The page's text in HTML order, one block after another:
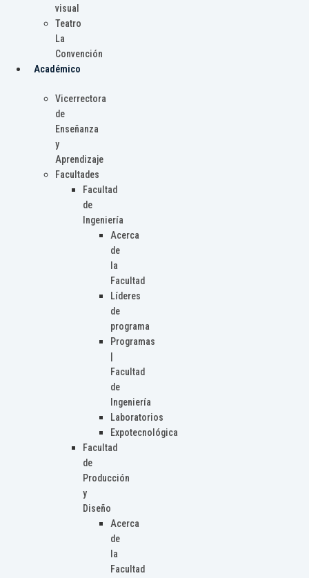
visual
Teatro
La
Convención
Académico
Vicerrectora
de
Enseñanza
y
Aprendizaje
Facultades
Facultad
de
Ingeniería
Acerca
de
la
Facultad
Líderes
de
programa
Programas
Facultad
de
Ingeniería
Laboratorios
Expotecnológica
Facultad
de
Producción
y
Diseño
Acerca
de
la
Facultad